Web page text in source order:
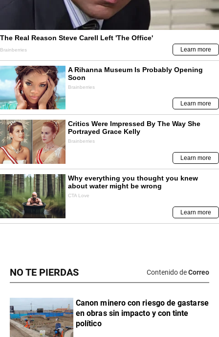
NO TE PIERDAS Contenido deCorreo
Canon minero con riesgo de gastarse
en obras sin impacto y con tinte
político